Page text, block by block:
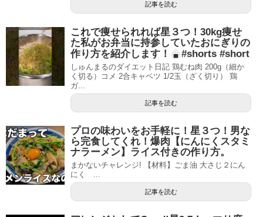
記事を読む
これで痩せられれば星３つ！30kg痩せ
た私がお弁当に持参していたおにぎりの
作り方を紹介します！
#shorts #short
しゅんまるのダイエット日記 鶏むね肉 200g（細か
く切る）コメ 2合キャベツ 1/2玉（ざく切り） 鶏
ガ...
記事を読む
プロの味わいをお手軽に！星３つ！男な
ら完食してくれ！爆肉【にんにくスタミ
ナラーメン】ライス付きの作り方。
まかないチャレンジ! 【材料】ごま油 大さじ２にん
にく ...
記事を読む